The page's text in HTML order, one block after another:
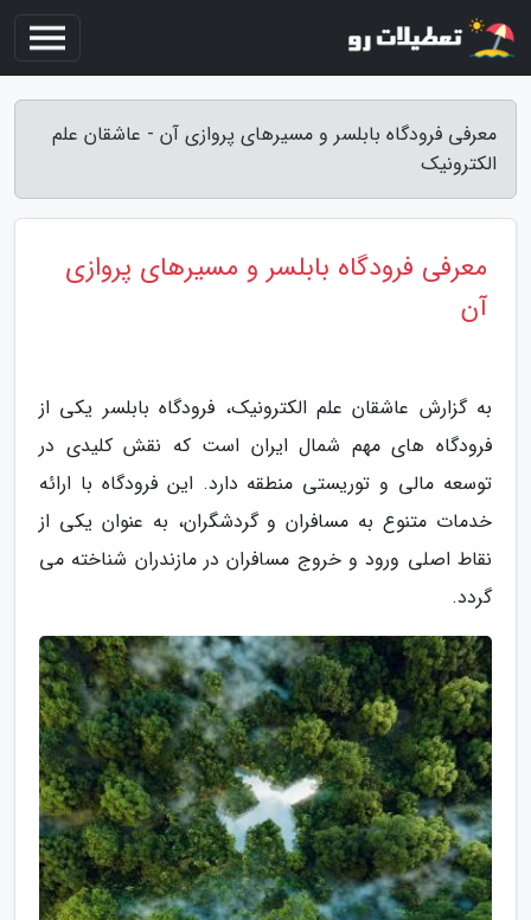
معرفی فرودگاه بابلسر و مسیرهای پروازی آن - عاشقان علم
الکترونیک
معرفی فرودگاه بابلسر و مسیرهای پروازی
آن
به گزارش عاشقان علم الکترونیک، فرودگاه بابلسر یکی از
فرودگاه های مهم شمال ایران است که نقش کلیدی در
توسعه مالی و توریستی منطقه دارد. این فرودگاه با ارائه
خدمات متنوع به مسافران و گردشگران، به عنوان یکی از
نقاط اصلی ورود و خروج مسافران در مازندران شناخته می
گردد.